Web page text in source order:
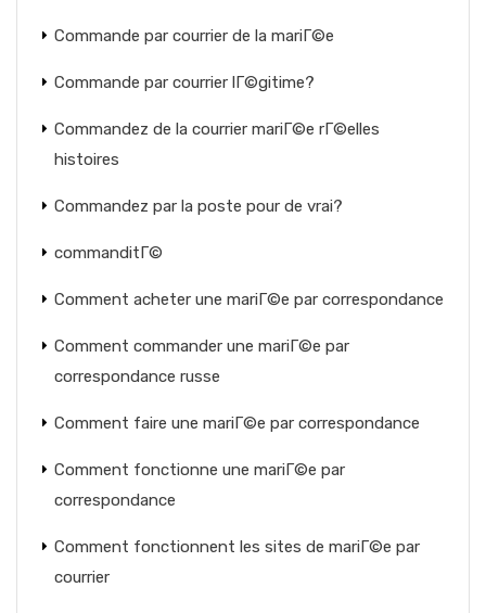
Commande par courrier de la mariГ©e
Commande par courrier lГ©gitime?
Commandez de la courrier mariГ©e rГ©elles
histoires
Commandez par la poste pour de vrai?
commanditГ©
Comment acheter une mariГ©e par correspondance
Comment commander une mariГ©e par
correspondance russe
Comment faire une mariГ©e par correspondance
Comment fonctionne une mariГ©e par
correspondance
Comment fonctionnent les sites de mariГ©e par
courrier